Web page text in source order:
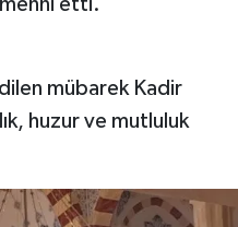
etti.
mübarek Kadir
huzur ve mutluluk